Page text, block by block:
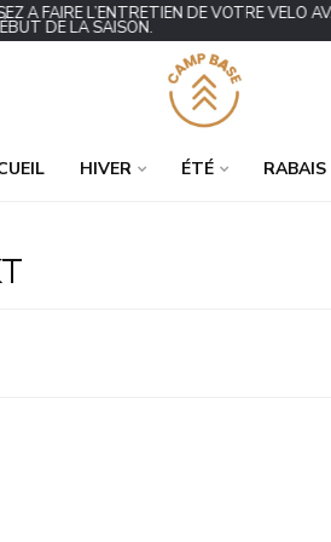
FAIRE L’ENTRETIEN DE VOTRE VÉLO AVANT
DE LA SAISON.
HIVER ÉTÉ RABAIS